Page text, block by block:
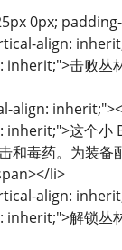
0px;
align:
击败丛
align:
这个小
和毒药。为装备
li>
align:
解锁丛